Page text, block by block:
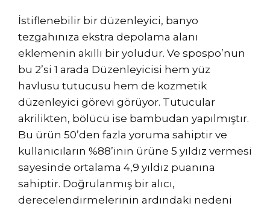
İstiflenebilir bir düzenleyici, banyo
tezgahınıza ekstra depolama alanı
eklemenin akıllı bir yoludur. Ve spospo’nun
bu 2’si 1 arada Düzenleyicisi hem yüz
havlusu tutucusu hem de kozmetik
düzenleyici görevi görüyor. Tutucular
akrilikten, bölücü ise bambudan yapılmıştır.
Bu ürün 50’den fazla yoruma sahiptir ve
kullanıcıların %88’inin ürüne 5 yıldız vermesi
sayesinde ortalama 4,9 yıldız puanına
sahiptir. Doğrulanmış bir alıcı,
derecelendirmelerinin ardındaki nedeni